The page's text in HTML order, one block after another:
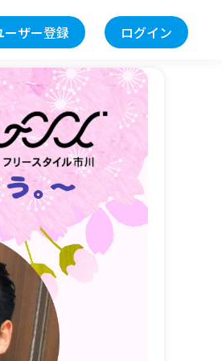
ーザー登録 ログイン